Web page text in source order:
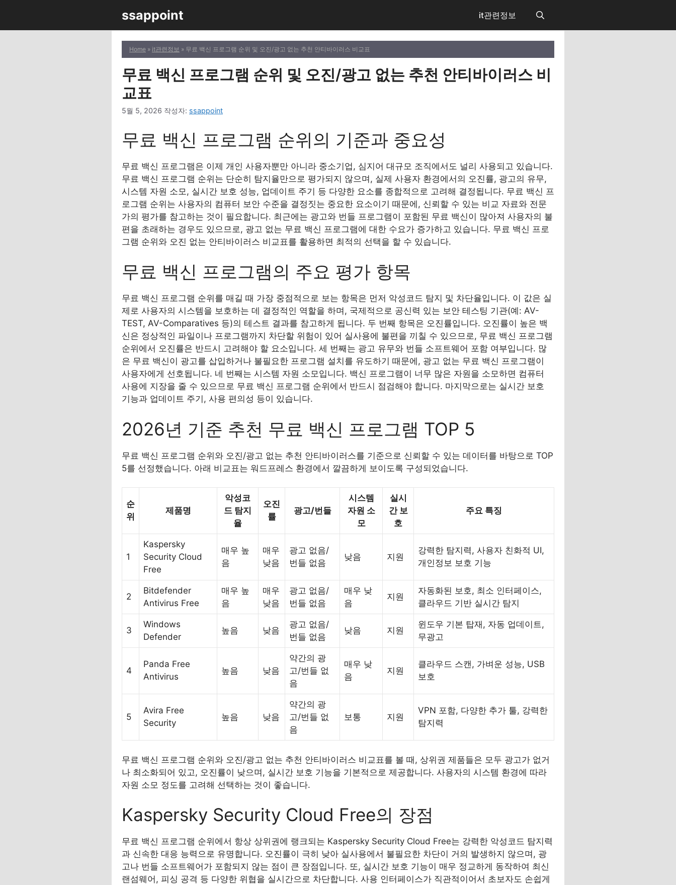
츠
ssappoint it관련정보
Home » it관련정보 » 무료 백신 프로그램 순위 및 오진/광고 없는 추천 안티바이러스 비교표
무료 백신 프로그램 순위 및 오진/광고 없는 추천 안티바이러스 비
교표
5월 5, 2026 작성자: ssappoint
무료 백신 프로그램 순위의 기준과 중요성
무료 백신 프로그램은 이제 개인 사용자뿐만 아니라 중소기업, 심지어 대규모 조직에서도 널리 사용되고 있습니다.
무료 백신 프로그램 순위는 단순히 탐지율만으로 평가되지 않으며, 실제 사용자 환경에서의 오진률, 광고의 유무,
시스템 자원 소모, 실시간 보호 성능, 업데이트 주기 등 다양한 요소를 종합적으로 고려해 결정됩니다. 무료 백신 프
로그램 순위는 사용자의 컴퓨터 보안 수준을 결정짓는 중요한 요소이기 때문에, 신뢰할 수 있는 비교 자료와 전문
가의 평가를 참고하는 것이 필요합니다. 최근에는 광고와 번들 프로그램이 포함된 무료 백신이 많아져 사용자의 불
편을 초래하는 경우도 있으므로, 광고 없는 무료 백신 프로그램에 대한 수요가 증가하고 있습니다. 무료 백신 프로
그램 순위와 오진 없는 안티바이러스 비교표를 활용하면 최적의 선택을 할 수 있습니다.
무료 백신 프로그램의 주요 평가 항목
무료 백신 프로그램 순위를 매길 때 가장 중점적으로 보는 항목은 먼저 악성코드 탐지 및 차단율입니다. 이 값은 실
제로 사용자의 시스템을 보호하는 데 결정적인 역할을 하며, 국제적으로 공신력 있는 보안 테스팅 기관(예: AV-
TEST, AV-Comparatives 등)의 테스트 결과를 참고하게 됩니다. 두 번째 항목은 오진률입니다. 오진률이 높은 백
신은 정상적인 파일이나 프로그램까지 차단할 위험이 있어 실사용에 불편을 끼칠 수 있으므로, 무료 백신 프로그램
순위에서 오진률은 반드시 고려해야 할 요소입니다. 세 번째는 광고 유무와 번들 소프트웨어 포함 여부입니다. 많
은 무료 백신이 광고를 삽입하거나 불필요한 프로그램 설치를 유도하기 때문에, 광고 없는 무료 백신 프로그램이
사용자에게 선호됩니다. 네 번째는 시스템 자원 소모입니다. 백신 프로그램이 너무 많은 자원을 소모하면 컴퓨터
사용에 지장을 줄 수 있으므로 무료 백신 프로그램 순위에서 반드시 점검해야 합니다. 마지막으로는 실시간 보호
기능과 업데이트 주기, 사용 편의성 등이 있습니다.
2026년 기준 추천 무료 백신 프로그램 TOP 5
무료 백신 프로그램 순위와 오진/광고 없는 추천 안티바이러스를 기준으로 신뢰할 수 있는 데이터를 바탕으로 TOP
5를 선정했습니다. 아래 비교표는 워드프레스 환경에서 깔끔하게 보이도록 구성되었습니다.
순
위
제품명
악성코
드 탐지
율
오진
률
광고/번들
시스템
자원 소
모
실시
간 보
호
주요 특징
1
Kaspersky
Security Cloud
Free
매우 높
음
매우
낮음
광고 없음/
번들 없음
낮음 지원
강력한 탐지력, 사용자 친화적 UI,
개인정보 보호 기능
2
Bitdefender
Antivirus Free
매우 높
음
매우
낮음
광고 없음/
번들 없음
매우 낮
음
지원
자동화된 보호, 최소 인터페이스,
클라우드 기반 실시간 탐지
3
Windows
Defender
높음 낮음
광고 없음/
번들 없음
낮음 지원
윈도우 기본 탑재, 자동 업데이트,
무광고
4
Panda Free
Antivirus
높음 낮음
약간의 광
고/번들 없
음
매우 낮
음
지원
클라우드 스캔, 가벼운 성능, USB
보호
5
Avira Free
Security
높음 낮음
약간의 광
고/번들 없
음
보통 지원
VPN 포함, 다양한 추가 툴, 강력한
탐지력
무료 백신 프로그램 순위와 오진/광고 없는 추천 안티바이러스 비교표를 볼 때, 상위권 제품들은 모두 광고가 없거
나 최소화되어 있고, 오진률이 낮으며, 실시간 보호 기능을 기본적으로 제공합니다. 사용자의 시스템 환경에 따라
자원 소모 정도를 고려해 선택하는 것이 좋습니다.
Kaspersky Security Cloud Free의 장점
무료 백신 프로그램 순위에서 항상 상위권에 랭크되는 Kaspersky Security Cloud Free는 강력한 악성코드 탐지력
과 신속한 대응 능력으로 유명합니다. 오진률이 극히 낮아 실사용에서 불필요한 차단이 거의 발생하지 않으며, 광
고나 번들 소프트웨어가 포함되지 않는 점이 큰 장점입니다. 또, 실시간 보호 기능이 매우 정교하게 동작하여 최신
랜섬웨어, 피싱 공격 등 다양한 위협을 실시간으로 차단합니다. 사용 인터페이스가 직관적이어서 초보자도 손쉽게